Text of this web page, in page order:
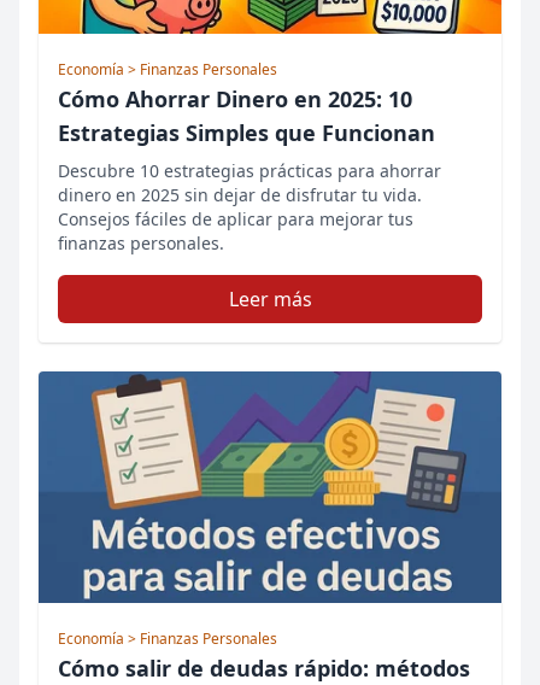
Economía > Finanzas Personales
Cómo Ahorrar Dinero en 2025: 10
Estrategias Simples que Funcionan
Descubre 10 estrategias prácticas para ahorrar
dinero en 2025 sin dejar de disfrutar tu vida.
Consejos fáciles de aplicar para mejorar tus
finanzas personales.
Leer más
Economía > Finanzas Personales
Cómo salir de deudas rápido: métodos